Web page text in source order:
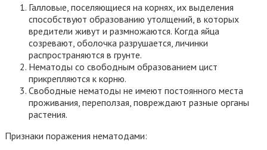
Галловые, поселяющиеся на корнях, их выделения
способствуют образованию утолщений, в которых
вредители живут и размножаются. Когда яйца
созревают, оболочка разрушается, личинки
распространяются в грунте.
Нематоды со свободным образованием цист
прикрепляются к корню.
Свободные нематоды не имеют постоянного места
проживания, переползая, повреждают разные органы
растения.
Признаки поражения нематодами: